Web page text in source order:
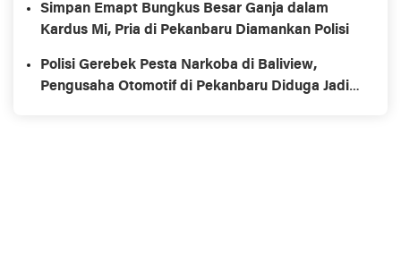
Simpan Emapt Bungkus Besar Ganja dalam
Kardus Mi, Pria di Pekanbaru Diamankan Polisi
Polisi Gerebek Pesta Narkoba di Baliview,
Pengusaha Otomotif di Pekanbaru Diduga Jadi